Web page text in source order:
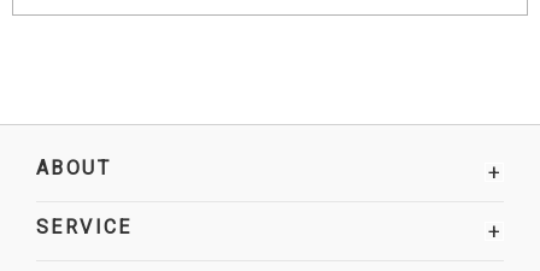
ABOUT +
SERVICE +